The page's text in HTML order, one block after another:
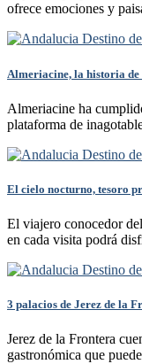
ofrece emociones y
Almeriacine, la historia
Almeriacine ha
plataforma de
El cielo nocturno, tesoro
El viajero conocedor
en cada visita podrá
3 palacios de Jerez de la
Jerez de la Frontera
gastronómica que